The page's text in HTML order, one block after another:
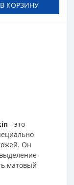
В КОРЗИНУ
- это
Он
матовый